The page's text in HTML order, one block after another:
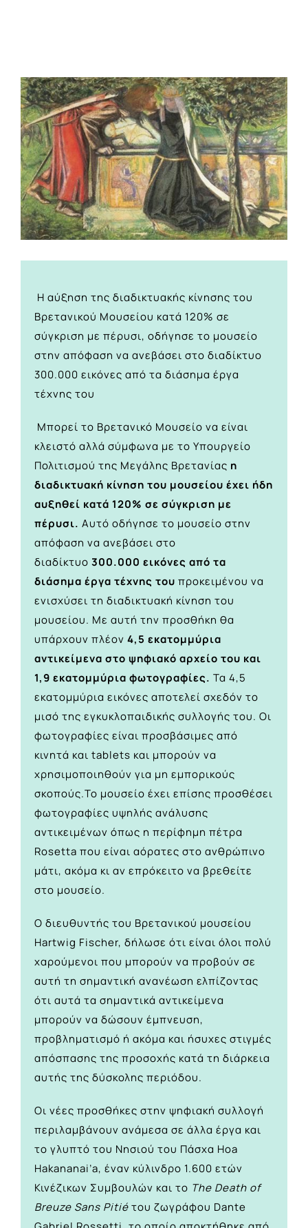
View
Larger
Image
Η αύξηση της διαδικτυακής κίνησης του
Βρετανικού Μουσείου κατά 120% σε
σύγκριση με πέρυσι, οδήγησε το μουσείο
στην απόφαση να ανεβάσει στο διαδίκτυο
300.000 εικόνες από τα διάσημα έργα
τέχνης του
Μπορεί το Βρετανικό Μουσείο να είναι
κλειστό αλλά σύμφωνα με το Υπουργείο
Πολιτισμού της Μεγάλης Βρετανίας η
διαδικτυακή κίνηση του μουσείου έχει ήδη
αυξηθεί κατά 120% σε σύγκριση με
πέρυσι. Αυτό οδήγησε το μουσείο στην
απόφαση να ανεβάσει στο
διαδίκτυο 300.000 εικόνες από τα
διάσημα έργα τέχνης του προκειμένου να
ενισχύσει τη διαδικτυακή κίνηση του
μουσείου. Με αυτή την προσθήκη θα
υπάρχουν πλέον 4,5 εκατομμύρια
αντικείμενα στο ψηφιακό αρχείο του και
1,9 εκατομμύρια φωτογραφίες. Τα 4,5
εκατομμύρια εικόνες αποτελεί σχεδόν το
μισό της εγκυκλοπαιδικής συλλογής του. Οι
φωτογραφίες είναι προσβάσιμες από
κινητά και tablets και μπορούν να
χρησιμοποιηθούν για μη εμπορικούς
σκοπούς.Το μουσείο έχει επίσης προσθέσει
φωτογραφίες υψηλής ανάλυσης
αντικειμένων όπως η περίφημη πέτρα
Rosetta που είναι αόρατες στο ανθρώπινο
μάτι, ακόμα κι αν επρόκειτο να βρεθείτε
στο μουσείο.
Ο διευθυντής του Βρετανικού μουσείου
Hartwig Fischer, δήλωσε ότι είναι όλοι πολύ
χαρούμενοι που μπορούν να προβούν σε
αυτή τη σημαντική ανανέωση ελπίζοντας
ότι αυτά τα σημαντικά αντικείμενα
μπορούν να δώσουν έμπνευση,
προβληματισμό ή ακόμα και ήσυχες στιγμές
απόσπασης της προσοχής κατά τη διάρκεια
αυτής της δύσκολης περιόδου.
Οι νέες προσθήκες στην ψηφιακή συλλογή
περιλαμβάνουν ανάμεσα σε άλλα έργα και
το γλυπτό του Νησιού του Πάσχα Hoa
Hakananai’a, έναν κύλινδρο 1.600 ετών
Κινέζικων Συμβουλών και το The Death of
Breuze Sans Pitiéτου ζωγράφου Dante